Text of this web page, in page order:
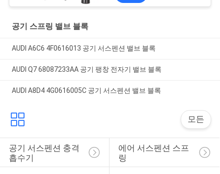
공기 스프링 밸브 블록
AUDI A6C6 4F0616013 공기 서스펜션 밸브 블록
AUDI Q7 68087233AA 공기 팽창 전자기 밸브 블록
AUDI A8D4 4G0616005C 공기 서스펜션 밸브 블록
모든
공기 서스펜션 충격
흡수기
에어 서스펜션 스프
링